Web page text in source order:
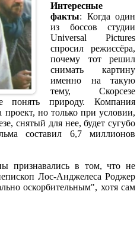
Интересные
факты: Когда один
из боссов студии
Universal Pictures
спросил режиссёра,
почему тот решил
снимать картину
именно на такую
тему, Скорсезе
понять природу. Компания
проект, но только при условии,
снятый для нее, будет сугубо
составил 6,7 миллионов
признавались в том, что не
Лос-Анджелеса Роджер
оскорбительным", хотя сам